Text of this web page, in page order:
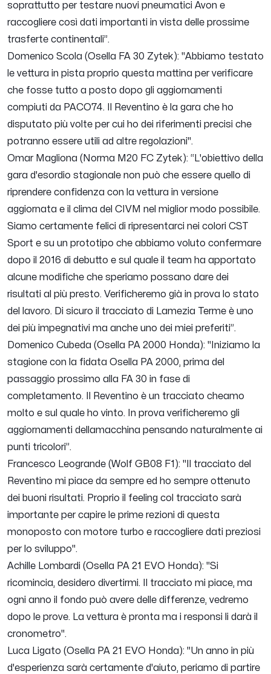
soprattutto per testare nuovi pneumatici Avon e
raccogliere così dati importanti in vista delle prossime
trasferte continentali”.
Domenico Scola (Osella FA 30 Zytek): "Abbiamo testato
le vettura in pista proprio questa mattina per verificare
che fosse tutto a posto dopo gli aggiornamenti
compiuti da PACO74. Il Reventino è la gara che ho
disputato più volte per cui ho dei riferimenti precisi che
potranno essere utili ad altre regolazioni".
Omar Magliona (Norma M20 FC Zytek): “ L'obiettivo della
gara d'esordio stagionale non può che essere quello di
riprendere confidenza con la vettura in versione
aggiornata e il clima del CIVM nel miglior modo possibile.
Siamo certamente felici di ripresentarci nei colori CST
Sport e su un prototipo che abbiamo voluto confermare
dopo il 2016 di debutto e sul quale il team ha apportato
alcune modifiche che speriamo possano dare dei
risultati al più presto. Verificheremo già in prova lo stato
del lavoro. Di sicuro il tracciato di Lamezia Terme è uno
dei più impegnativi ma anche uno dei miei preferiti”.
Domenico Cubeda (Osella PA 2000 Honda): " Iniziamo la
stagione con la fidata Osella PA 2000, prima del
passaggio prossimo alla FA 30 in fase di
completamento. Il Reventino è un tracciato cheamo
molto e sul quale ho vinto. In prova verificheremo gli
aggiornamenti dellamacchina pensando naturalmente ai
punti tricolori”.
Francesco Leogrande (Wolf GB08 F1): " Il tracciato del
Reventino mi piace da sempre ed ho sempre ottenuto
dei buoni risultati. Proprio il feeling col tracciato sarà
importante per capire le prime rezioni di questa
monoposto con motore turbo e raccogliere dati preziosi
per lo sviluppo".
Achille Lombardi (Osella PA 21 EVO Honda): "Si
ricomincia, desidero divertirmi. Il tracciato mi piace, ma
ogni anno il fondo può avere delle differenze, vedremo
dopo le prove. La vettura è pronta ma i responsi li darà il
cronometro".
Luca Ligato (Osella PA 21 EVO Honda): "Un anno in più
d'esperienza sarà certamente d'aiuto, periamo di partire